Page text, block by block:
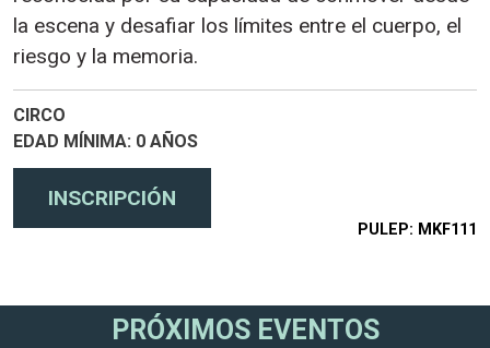
la escena y desafiar los límites entre el cuerpo, el
riesgo y la memoria.
CIRCO
EDAD MÍNIMA 0 AÑOS
PULEP MKF111
PRÓXIMOS EVENTOS